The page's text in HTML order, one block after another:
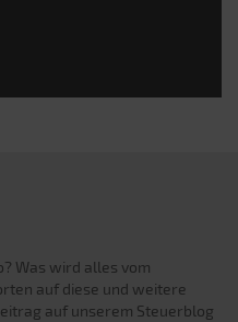
Was wird alles vom
auf diese und weitere
auf unserem Steuerblog